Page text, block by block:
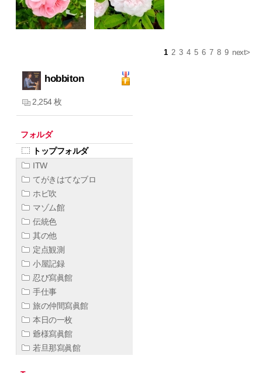
1 2 3 4 5 6 7 8 9 next>
hobbiton
2,254 枚
フォルダ
トップフォルダ
ITW
てがきはてなブロ
ホビ吹
マゾム館
伝統色
其の他
定点観測
小屋記録
忍び寫眞館
手仕事
旅の仲間寫眞館
本日の一枚
爺様寫眞館
若旦那寫眞館